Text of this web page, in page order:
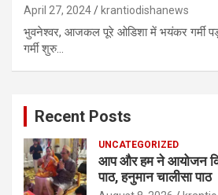
April 27, 2024 krantiodishanews
भुवनेश्वर, आजकल पूरे ओडिशा में भयंकर गर्मी
गर्मी शुरु…
Recent Posts
UNCATEGORIZED
आप और हम ने आयोजन
पाठ, हनुमान चालीसा पाठ